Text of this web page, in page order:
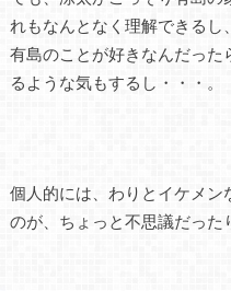
れもなんとなく理解できるし
有島のことが好きなんだっ
るような気もするし・・・。
個人的には、わりとイケメン
のが、ちょっと不思議だった